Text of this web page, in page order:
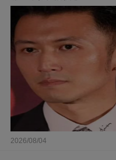
2026/08/04